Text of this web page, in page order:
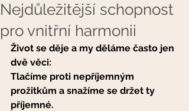
Nejdůležitější schopnost
pro vnitřní harmonii
Život se děje a my děláme často jen
dvě věci:
Tlačíme proti nepříjemným
prožitkům a snažíme se držet ty
příjemné.